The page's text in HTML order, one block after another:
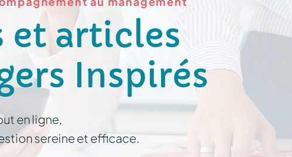
et articles
Inspirés
en ligne,
sereine et efficace.